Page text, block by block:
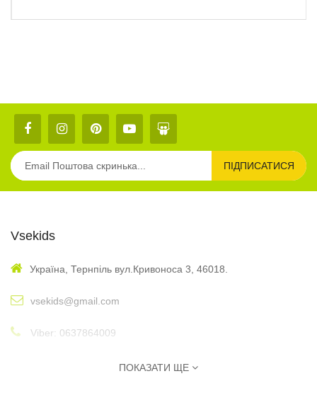
ПІДПИСАТИСЯ
Vsekids
Україна, Тернпіль вул.Кривоноса 3, 46018.
vsekids@gmail.com
Viber: 0637864009
: 10:00 - 17:00ПОКАЗАТИ ЩЕ